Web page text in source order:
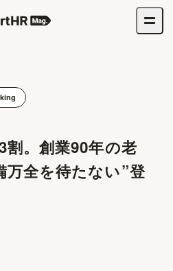
割。創業90年の老
万全を待たない”登